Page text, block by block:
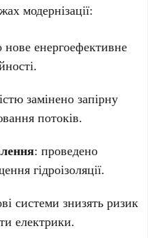
модернізації:
нове енергоефективне
замінено запірну
потоків.
: проведено
гідроізоляції.
системи знизять ризик
електрики.